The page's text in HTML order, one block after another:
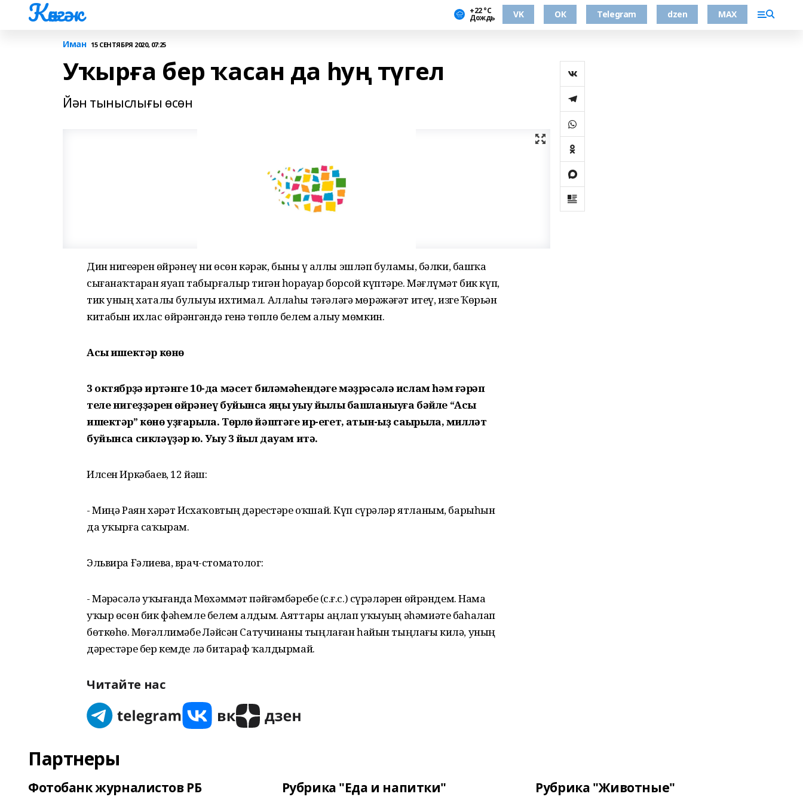
Көнгәк +22 °С
Дождь VK ОК Telegram dzen MAX
Иман 15 СЕНТЯБРЯ 2020, 07:25
Уҡырға бер ҡасан да һуң түгел
Йән тыныслығы өсөн
Дин нигеҙҙәрен өйрәнеү ни өсөн кәрәк, быны үҙ аллы эшләп буламы, бәлки, башҡа
сығанаҡтарҙан яуап табырғалыр тигән һорауҙар борсой күптәрҙе. Мәғлүмәт бик күп,
тик уның хаталы булыуы ихтимал. Аллаһы тәғәләгә мөрәжәғәт итеү, изге Ҡөрьән
китабын ихлас өйрәнгәндә генә төплө белем алыу мөмкин.
Асыҡ ишектәр көнө
3 октябрҙә иртәнге 10-да мәсет биләмәһендәге мәҙрәсәлә ислам һәм ғәрәп
теле нигеҙҙәрен өйрәнеү буйынса яңы уҡыу йылы башланыуға бәйле “Асыҡ
ишектәр” көнө уҙғарыла. Төрлө йәштәге ир-егет, ҡатын-ҡыҙ саҡырыла, милләт
буйынса сикләүҙәр юҡ. Уҡыу 3 йыл дауам итә.
Илсен Иркәбаев, 12 йәш:
- Миңә Раян хәҙрәт Исхаҡовтың дәрестәре оҡшай. Күп сүрәләр ятланым, барыһын
да уҡырға саҡырам.
Эльвира Ғәлиева, врач-стоматолог:
- Мәҙрәсәлә уҡығанда Мөхәммәт пәйғәмбәребеҙ (с.ғ.с.) сүрәләрен өйрәндем. Намаҙ
уҡыр өсөн бик фәһемле белем алдым. Аяттарҙы аңлап уҡыуҙың әһәмиәте баһалап
бөткөһөҙ. Мөғәллимәбеҙ Ләйсән Сатучинаны тыңлаған һайын тыңлағы килә, уның
дәрестәре бер кемде лә битараф ҡалдырмай.
Читайте нас
Партнеры
Фотобанк журналистов РБ Рубрика "Еда и напитки" Рубрика "Животные"